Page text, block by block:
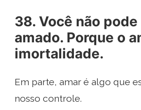
38. Você não
amado. Porque o
imortalidade.
Em parte, amar é algo que
nosso controle.